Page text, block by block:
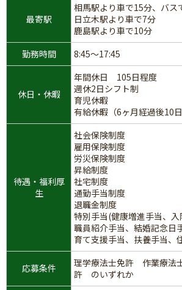
最寄駅
相馬駅より車で15分、バス
日立木駅より車で7分
鹿島駅より車で10分
勤務時間
8:45～17:45
休日・休暇
年間休日 105日程度
週休2日シフト制
育児休暇
有給休暇（6ヶ月経過後10日
待遇・福利厚
生
社会保険制度
雇用保険制度
労災保険制度
昇給制度
社宅制度
通勤手当制度
退職金制度
特別手当(健康増進手当、入
職員紹介手当、結婚記念日
育て支援手当、扶養手当、
応募条件
理学療法士免許 作業療法
許 のいずれか